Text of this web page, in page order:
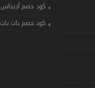
كود خصم أديداس
كود خصم بات بات